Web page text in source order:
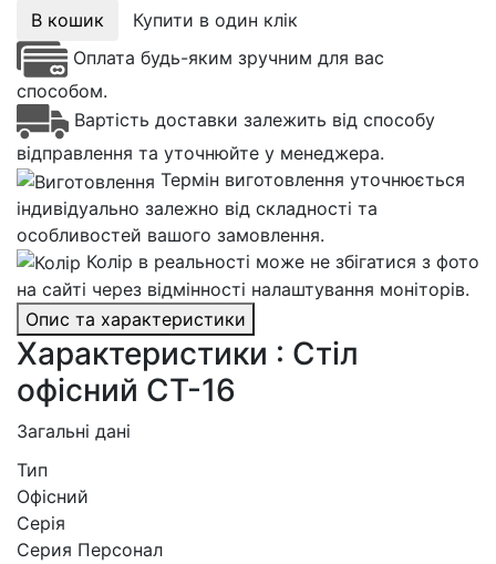
В кошик
Купити в один клік
Оплата будь-яким зручним для вас
способом.
Вартість доставки залежить від способу
відправлення та уточнюйте у менеджера.
Термін виготовлення уточнюється
індивідуально залежно від складності та
особливостей вашого замовлення.
Колір в реальності може не збігатися з фото
на сайті через відмінності налаштування моніторів.
Опис та характеристики
Характеристики : Стіл
офісний СТ-16
Загальні дані
Тип
Офісний
Серія
Серия Персонал